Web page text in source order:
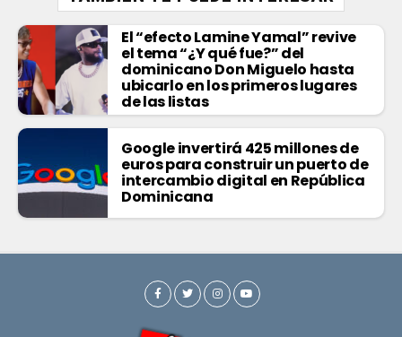
El “efecto Lamine Yamal” revive
el tema “¿Y qué fue?” del
dominicano Don Miguelo hasta
ubicarlo en los primeros lugares
de las listas
Google invertirá 425 millones de
euros para construir un puerto de
intercambio digital en República
Dominicana